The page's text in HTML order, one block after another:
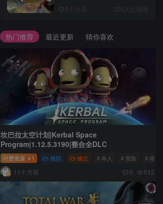
DLC8个月前 328人已阅读
热门推荐 最近更新 猜你喜欢
坎巴拉太空计划|Kerbal Space
Program|1.12.5.3190|整合全DLC
付费资源 ￥ 1 模拟 独立 # 单人 # 冒险 # 模拟
11个月前 0 512